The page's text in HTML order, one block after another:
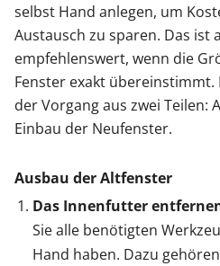
selbst Hand anlegen, um
Austausch zu sparen. Das ist
empfehlenswert, wenn die
Fenster exakt übereinstimmt.
der Vorgang aus zwei Teilen:
Einbau der Neufenster.
Ausbau der Altfenster
Das Innenfutter
Sie alle benötigten
Hand haben. Dazu